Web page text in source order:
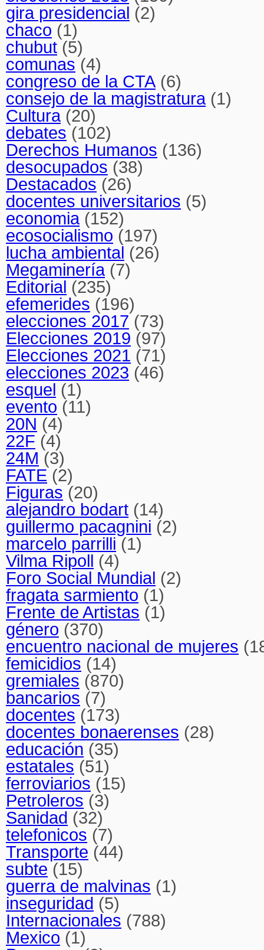
gira presidencial (2)
chaco (1)
chubut (5)
comunas (4)
congreso de la CTA (6)
consejo de la magistratura(1)
Cultura(20)
debates (102)
Derechos Humanos (136)
desocupados (38)
Destacados (26)
docentes universitarios (5)
economia(152)
ecosocialismo (197)
lucha ambiental (26)
Megaminería(7)
Editorial (235)
efemerides (196)
elecciones 2017 (73)
Elecciones 2019 (97)
Elecciones 2021 (71)
elecciones 2023 (46)
esquel (1)
evento (11)
20N (4)
22F (4)
24M (3)
FATE (2)
Figuras (20)
alejandro bodart (14)
guillermo pacagnini (2)
marcelo parrilli (1)
Vilma Ripoll (4)
Foro Social Mundial (2)
fragata sarmiento (1)
Frente de Artistas (1)
género (370)
encuentro nacional de mujeres
femicidios (14)
gremiales (870)
bancarios (7)
docentes (173)
docentes bonaerenses (28)
educación (35)
estatales (51)
ferroviarios (15)
Petroleros (3)
Sanidad (32)
telefonicos (7)
Transporte (44)
subte (15)
guerra de malvinas (1)
inseguridad (5)
Internacionales (788)
Mexico (1)